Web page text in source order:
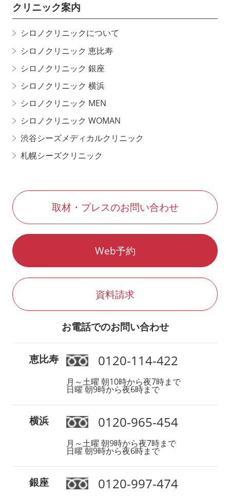
クリニック案内
シロノクリニックについて
シロノクリニック 恵比寿
シロノクリニック 銀座
シロノクリニック 横浜
シロノクリニック MEN
シロノクリニック WOMAN
渋谷シーズメディカルクリニック
札幌シーズクリニック
取材・プレスのお問い合わせ
Web予約
資料請求
お電話でのお問い合わせ
恵比寿 0120-114-422
月～土曜 朝10時から夜7時まで
日曜 朝9時から夜6時まで
横浜 0120-965-454
月～土曜 朝9時から夜7時まで
日曜 朝9時から夜6時まで
銀座 0120-997-474